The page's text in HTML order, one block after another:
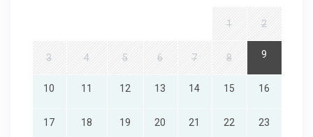
1 2
3 4 5 6 7 8 9
10 11 12 13 14 15 16
17 18 19 20 21 22 23